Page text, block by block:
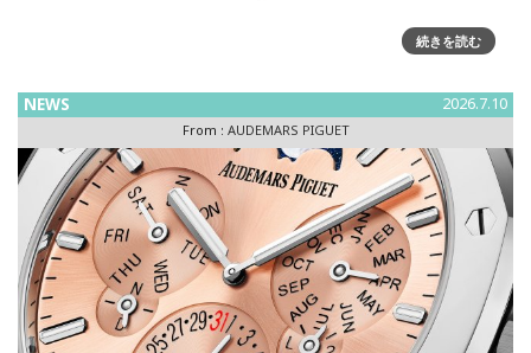
オーデマ ピゲとともにモントルー・ジャズ・フェスティバル
で自らのリズムを刻む～イギリスのシンガーソングライター
ョンオーデマ ピゲはイギリスのシンガーソングライターでフ
レンズ オ
続きを読む
NEWS 2026.7.10
From : AUDEMARS PIGUET